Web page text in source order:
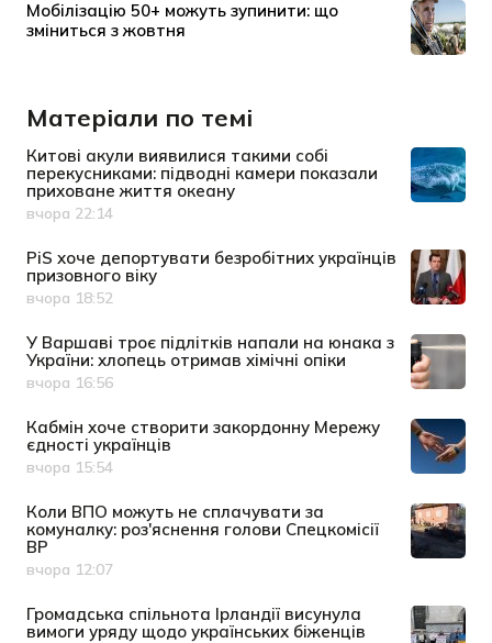
Матеріали по темі
Китові акули виявилися такими собі
перекусниками: підводні камери показали
приховане життя океану
Дата публікації
вчора 22:14
PiS хоче депортувати безробітних українців
призовного віку
Дата публікації
вчора 18:52
У Варшаві троє підлітків напали на юнака з
України: хлопець отримав хімічні опіки
Дата публікації
вчора 16:56
Кабмін хоче створити закордонну Мережу
єдності українців
Дата публікації
вчора 15:54
Коли ВПО можуть не сплачувати за
комуналку: роз'яснення голови Спецкомісії
ВР
Дата публікації
вчора 12:07
Громадська спільнота Ірландії висунула
вимоги уряду щодо українських біженців